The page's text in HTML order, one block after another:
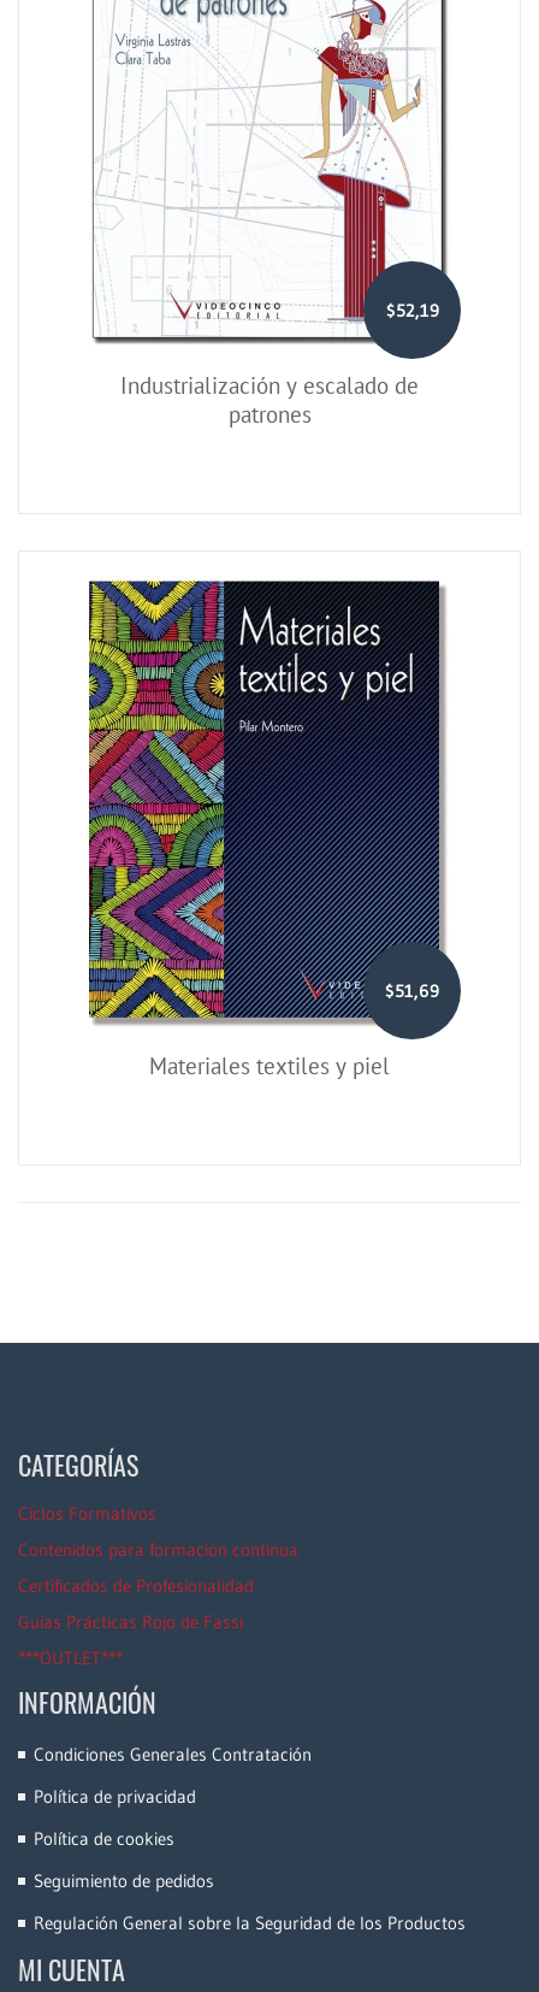
$52,19
Industrialización y escalado de
patrones
$51,69
Materiales textiles y piel
CATEGORÍAS
Ciclos Formativos
Contenidos para formación continua
Certificados de Profesionalidad
Guías Prácticas Rojo de Fassi
***OUTLET***
INFORMACIÓN
Condiciones Generales Contratación
Política de privacidad
Política de cookies
Seguimiento de pedidos
Regulación General sobre la Seguridad de los Productos
MI CUENTA